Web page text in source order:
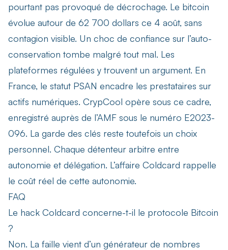
pourtant pas provoqué de décrochage. Le bitcoin
évolue autour de 62 700 dollars ce 4 août, sans
contagion visible. Un choc de confiance sur l’auto-
conservation tombe malgré tout mal. Les
plateformes régulées y trouvent un argument. En
France, le statut PSAN encadre les prestataires sur
actifs numériques. CrypCool opère sous ce cadre,
enregistré auprès de l’AMF sous le numéro E2023-
096. La garde des clés reste toutefois un choix
personnel. Chaque détenteur arbitre entre
autonomie et délégation. L’affaire Coldcard rappelle
le coût réel de cette autonomie.
FAQ
Le hack Coldcard concerne-t-il le protocole Bitcoin
?
Non. La faille vient d’un générateur de nombres